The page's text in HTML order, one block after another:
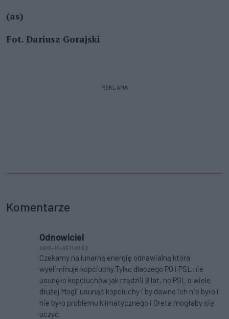
(as)
Fot. Dariusz Gorajski
REKLAMA
Komentarze
Odnowiciel
2019-10-05 11:01:52
Czekamy na lunarną energię odnawialną która
wyeliminuje kopciuchy.Tylko dlaczego PO i PSL nie
usunęło kopciuchów jak rządzili 8 lat, no PSL o wiele
dłużej.Mogli usunąć kopciuchy i by dawno ich nie było i
nie było problemu klimatycznego i Greta mogłaby się
uczyć.